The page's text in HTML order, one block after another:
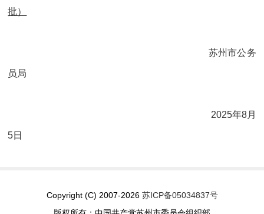
批）
苏州市公务
员局
2025年8月
5日
Copyright (C) 2007-2026 苏ICP备05034837号